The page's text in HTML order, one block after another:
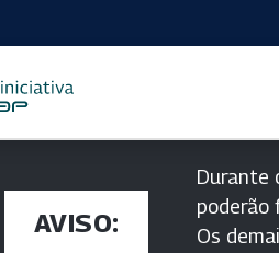
AVISO:
Durante
poderão
Os